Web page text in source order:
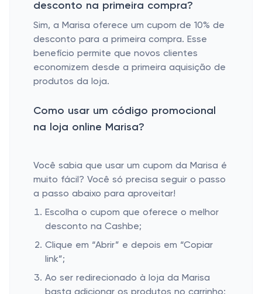
desconto na primeira compra?
Sim, a Marisa oferece um cupom de 10% de
desconto para a primeira compra. Esse
benefício permite que novos clientes
economizem desde a primeira aquisição de
produtos da loja.
Como usar um código promocional
na loja online Marisa?
Você sabia que usar um cupom da Marisa é
muito fácil? Você só precisa seguir o passo
a passo abaixo para aproveitar!
Escolha o cupom que oferece o melhor
desconto na Cashbe;
Clique em “Abrir” e depois em “Copiar
link”;
Ao ser redirecionado à loja da Marisa